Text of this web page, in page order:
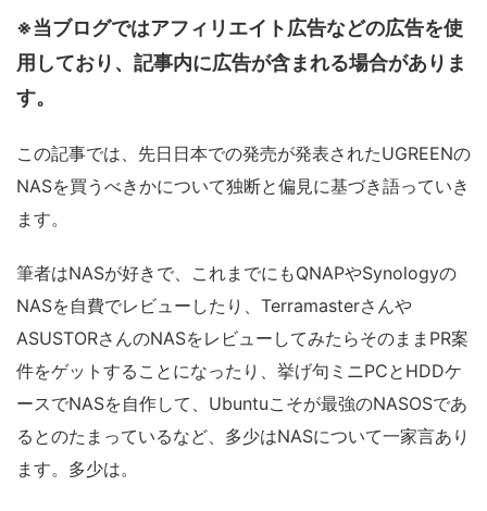
※当ブログではアフィリエイト広告などの広告を使
用しており、記事内に広告が含まれる場合がありま
す。
この記事では、先日日本での発売が発表されたUGREENの
NASを買うべきかについて独断と偏見に基づき語っていき
ます。
筆者はNASが好きで、これまでにもQNAPやSynologyの
NASを自費でレビューしたり、Terramasterさんや
ASUSTORさんのNASをレビューしてみたらそのままPR案
件をゲットすることになったり、挙げ句ミニPCとHDDケ
ースでNASを自作して、Ubuntuこそが最強のNASOSであ
るとのたまっているなど、多少はNASについて一家言あり
ます。多少は。